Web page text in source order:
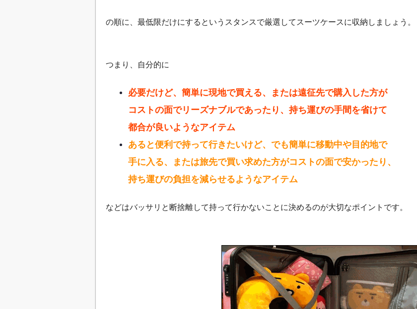
の順に、最低限だけにするというスタンスで厳選してスーツケースに収納しましょう。
つまり、自分的に
必要だけど、簡単に現地で買える、または遠征先で購入した方が
コストの面でリーズナブルであったり、持ち運びの手間を省けて
都合が良いようなアイテム
あると便利で持って行きたいけど、でも簡単に移動中や目的地で
手に入る、または旅先で買い求めた方がコストの面で安かったり、
持ち運びの負担を減らせるようなアイテム
などはバッサリと断捨離して持って行かないことに決めるのが大切なポイントです。